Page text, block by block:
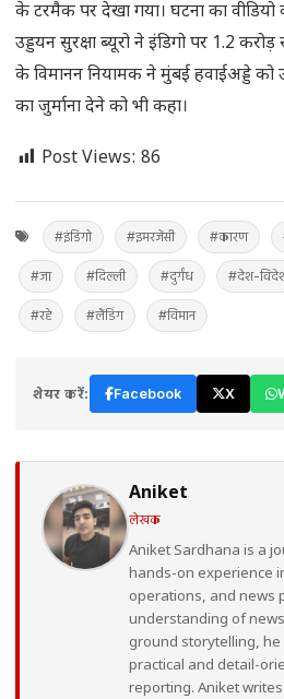
के टरमैक पर देखा गया। घटना का वीडियो
उड्डयन सुरक्षा ब्यूरो ने इंडिगो पर 1.2
के विमानन नियामक ने मुंबई हवाईअड्डे
का जुर्माना देने को भी कहा।
Post Views: 86
#इंडिगो #इमरजेंसी #कारण
#जा #दिल्ली #दुर्गंध #देश-
#रहे #लैंडिंग #विमान
शेयर करें: Facebook X
Aniket
लेखक
Aniket Sardhana is a
hands-on experience
operations, and news
understanding of
ground storytelling,
practical and detail-
reporting. Aniket